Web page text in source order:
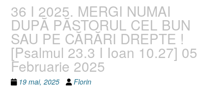
36 I 2025. MERGI NUMAI
DUPĂ PĂSTORUL CEL BUN
SAU PE CĂRĂRI DREPTE !
[Psalmul 23.3 I Ioan 10.27] 05
Februarie 2025
19 mai, 2025 Florin